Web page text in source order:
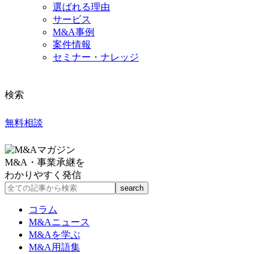
選ばれる理由
サービス
M&A事例
案件情報
セミナー・ナレッジ
検索
無料相談
M&A・事業承継を
わかりやすく発信
コラム
M&Aニュース
M&Aを学ぶ
M&A用語集